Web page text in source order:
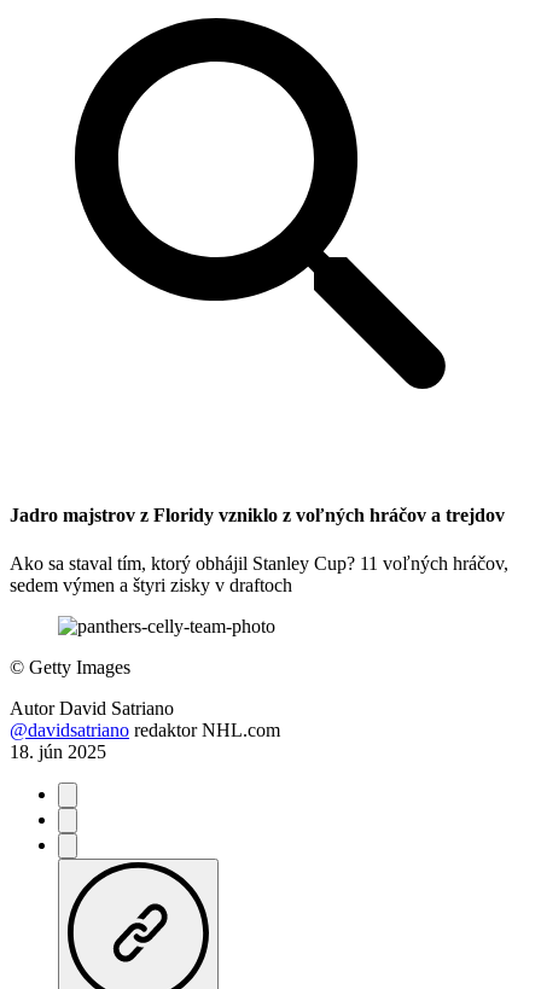
Jadro majstrov z Floridy vzniklo z voľných hráčov a trejdov
Ako sa staval tím, ktorý obhájil Stanley Cup? 11 voľných hráčov,
sedem výmen a štyri zisky v draftoch
© Getty Images
Autor David Satriano
@davidsatriano redaktor NHL.com
18. jún 2025